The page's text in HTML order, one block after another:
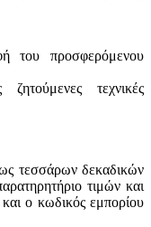
του προσφερόμενου
τεχνικές
τεσσάρων δεκαδικών
τιμών και
ο κωδικός εμπορίου